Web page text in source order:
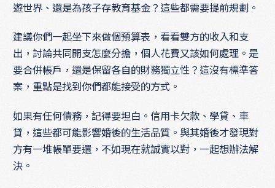
遊世界、還是為孩子存教育基金？這些都需要提前規劃。
建議你們一起坐下來做個預算表，看看雙方的收入和支
出，討論共同開支怎麼分擔，個人花費又該如何處理。是
要合併帳戶，還是保留各自的財務獨立性？這沒有標準答
案，重點是找到你們都能接受的方式。
如果有任何債務，記得要坦白。信用卡欠款、學貸、車
貸，這些都可能影響婚後的生活品質。與其婚後才發現對
方有一堆帳單要還，不如現在就誠實以對，一起想辦法解
決。